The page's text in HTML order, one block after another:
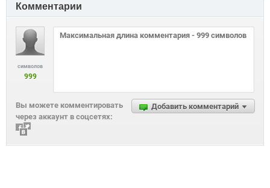
Комментарии
символов
999
Добавить комментарий
Вы можете комментировать
через аккаунт в соцсетях: